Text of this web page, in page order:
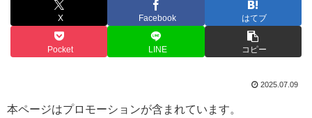
X Facebook はてブ
Pocket LINE コピー
2025.07.09
本ページはプロモーションが含まれています。